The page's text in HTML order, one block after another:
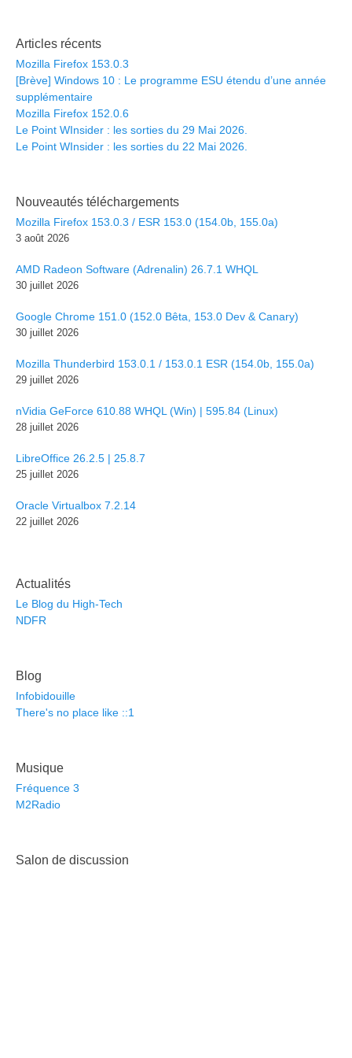
Articles récents
Mozilla Firefox 153.0.3
[Brève] Windows 10 : Le programme ESU étendu d’une année
supplémentaire
Mozilla Firefox 152.0.6
Le Point WInsider : les sorties du 29 Mai 2026.
Le Point WInsider : les sorties du 22 Mai 2026.
Nouveautés téléchargements
Mozilla Firefox 153.0.3 / ESR 153.0 (154.0b, 155.0a)
3 août 2026
AMD Radeon Software (Adrenalin) 26.7.1 WHQL
30 juillet 2026
Google Chrome 151.0 (152.0 Bêta, 153.0 Dev & Canary)
30 juillet 2026
Mozilla Thunderbird 153.0.1 / 153.0.1 ESR (154.0b, 155.0a)
29 juillet 2026
nVidia GeForce 610.88 WHQL (Win) | 595.84 (Linux)
28 juillet 2026
LibreOffice 26.2.5 | 25.8.7
25 juillet 2026
Oracle Virtualbox 7.2.14
22 juillet 2026
Actualités
Le Blog du High-Tech
NDFR
Blog
Infobidouille
There's no place like ::1
Musique
Fréquence 3
M2Radio
Salon de discussion